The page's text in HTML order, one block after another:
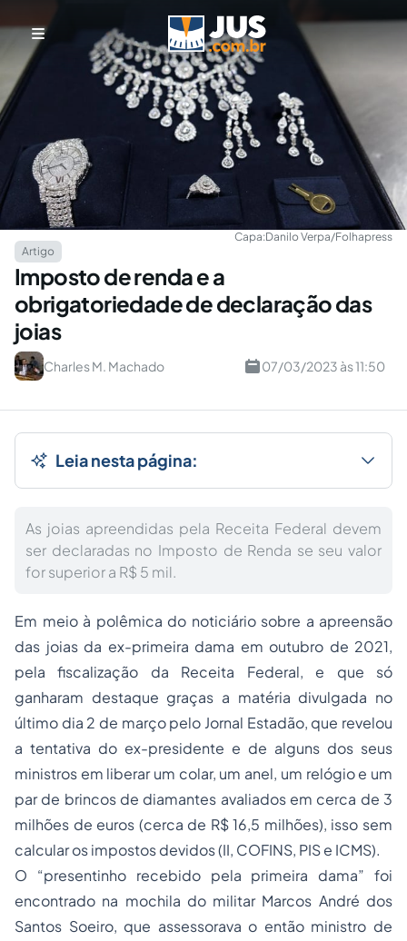
Capa:Danilo Verpa/Folhapress
Artigo
Imposto de renda e a
obrigatoriedade de declaração das
joias
Charles M. Machado 07/03/2023 às 11:50
Leia nesta página:
As joias apreendidas pela Receita Federal devem
ser declaradas no Imposto de Renda se seu valor
for superior a R$ 5 mil.
Em meio à polêmica do noticiário sobre a apreensão
das joias da ex-primeira dama em outubro de 2021,
pela fiscalização da Receita Federal, e que só
ganharam destaque graças a matéria divulgada no
último dia 2 de março pelo Jornal Estadão, que revelou
a tentativa do ex-presidente e de alguns dos seus
ministros em liberar um colar, um anel, um relógio e um
par de brincos de diamantes avaliados em cerca de 3
milhões de euros (cerca de R$ 16,5 milhões), isso sem
calcular os impostos devidos (II, COFINS, PIS e ICMS).
O “presentinho recebido pela primeira dama” foi
encontrado na mochila do militar Marcos André dos
Santos Soeiro, que assessorava o então ministro de